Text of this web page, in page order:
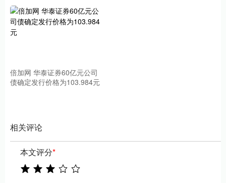
倍加网 华泰证券60亿元公司
债确定发行价格为103.984元
相关评论
本文评分*